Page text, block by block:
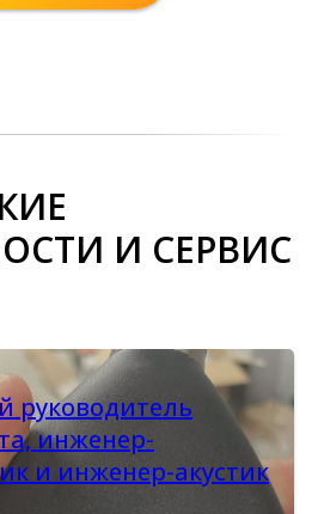
И СЕРВИС
руководитель
инженер-
и инженер-акустик